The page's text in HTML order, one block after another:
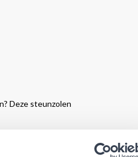
Deze steunzolen